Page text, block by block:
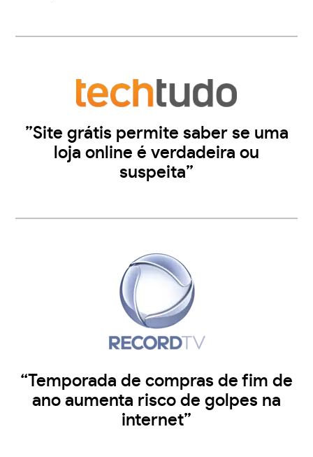
”Site grátis permite saber se uma
loja online é verdadeira ou
suspeita”
“Temporada de compras de fim de
ano aumenta risco de golpes na
internet”